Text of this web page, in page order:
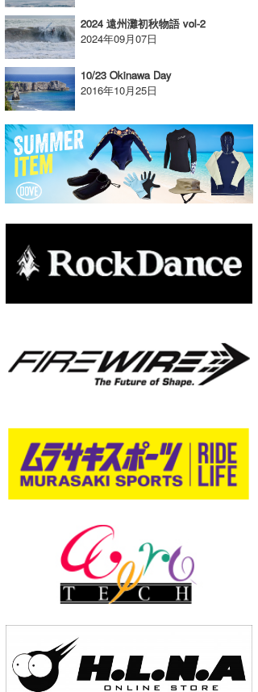
2024 遠州灘初秋物語 vol-2
2024年09月07日
10/23 Okinawa Day
2016年10月25日
ハンマー
まっきー
三輪予報士
小川予報士
上田純子
上條将美
唐澤予報士
SancheZ
wanda
予報士 hiro.
Mr.K
chappy